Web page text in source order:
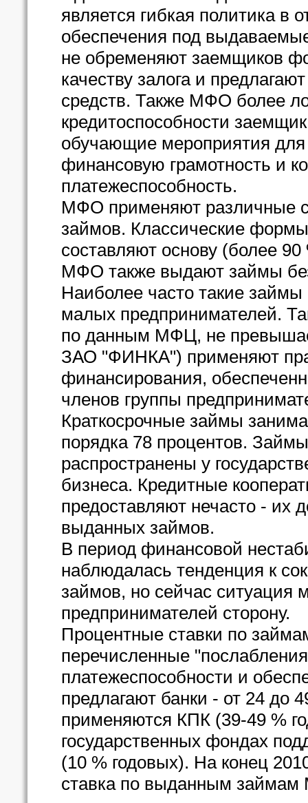
является гибкая политика в
обеспечения под
не обременяют заемщиков
качеству залога и
средств. Также МФО более
кредитоспособности
обучающие мероприятия
финансовую грамотность и
платежеспособность.
МФО применяют различные
займов. Классические
составляют основу (более
МФО также выдают займы
Наиболее часто такие
малых предпринимателей.
по данным МФЦ, не
ЗАО "ФИНКА") применяют
финансирования,
членов группы
Краткосрочные займы
порядка 78 процентов.
распространены у
бизнеса. Кредитные
предоставляют нечасто - их
выданных займов.
В период финансовой
наблюдалась тенденция к
займов, но сейчас ситуация
предпринимателей сторону.
Процентные ставки по
перечисленные
платежеспособности и
предлагают банки - от 24 до
применяются КПК (39-49 %
государственных фондах
(10 % годовых). На конец
ставка по выданным